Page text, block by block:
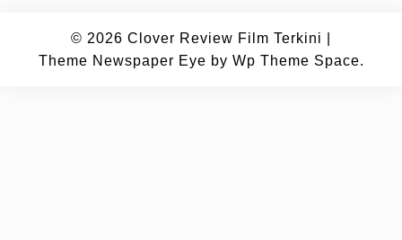
© 2026 Clover Review Film Terkini
Theme Newspaper Eye by Wp Theme Space.